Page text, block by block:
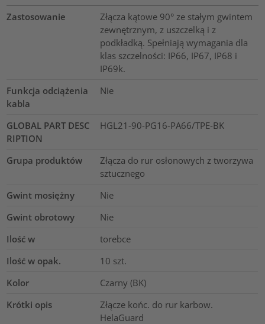
Zastosowanie
Złącza kątowe 90° ze stałym gwintem
zewnętrznym, z uszczelką i z
podkładką. Spełniają wymagania dla
klas szczelności: IP66, IP67, IP68 i
IP69k.
Funkcja odciążenia
kabla
Nie
GLOBAL PART DESC
RIPTION
HGL21-90-PG16-PA66/TPE-BK
Grupa produktów
Złącza do rur osłonowych z tworzywa
sztucznego
Gwint mosiężny
Nie
Gwint obrotowy
Nie
Ilość w
torebce
Ilość w opak.
10 szt.
Kolor
Czarny (BK)
Krótki opis
Złącze końc. do rur karbow.
HelaGuard